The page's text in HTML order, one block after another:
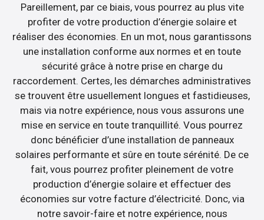
Pareillement, par ce biais, vous pourrez au plus vite
profiter de votre production d’énergie solaire et
réaliser des économies. En un mot, nous garantissons
une installation conforme aux normes et en toute
sécurité grâce à notre prise en charge du
raccordement. Certes, les démarches administratives
se trouvent être usuellement longues et fastidieuses,
mais via notre expérience, nous vous assurons une
mise en service en toute tranquillité. Vous pourrez
donc bénéficier d’une installation de panneaux
solaires performante et sûre en toute sérénité. De ce
fait, vous pourrez profiter pleinement de votre
production d’énergie solaire et effectuer des
économies sur votre facture d’électricité. Donc, via
notre savoir-faire et notre expérience, nous